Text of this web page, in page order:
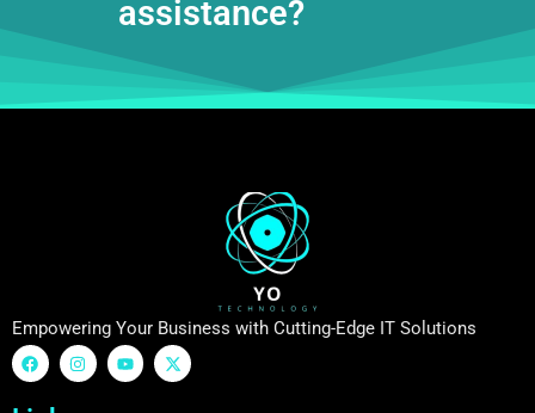
assistance?
Empowering Your Business with Cutting-Edge IT Solutions